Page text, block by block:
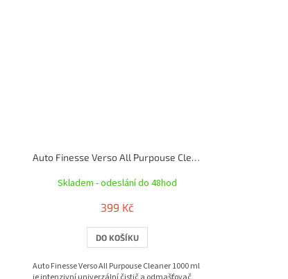
Auto Finesse Verso All Purpouse Cleaner 1L čistič povrchu - APC
Skladem - odeslání do 48hod
399 Kč
DO KOŠÍKU
Auto Finesse Verso All Purpouse Cleaner 1000 ml